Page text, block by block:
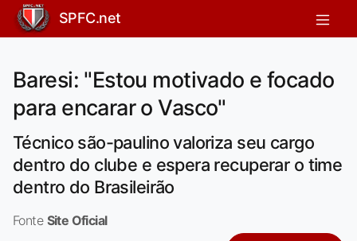
SPFC.net
Baresi: "Estou motivado e focado
para encarar o Vasco"
Técnico são-paulino valoriza seu cargo
dentro do clube e espera recuperar o time
dentro do Brasileirão
Fonte Site Oficial